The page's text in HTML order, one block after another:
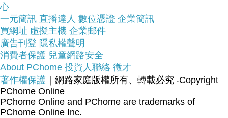
2430萬像素+3吋可翻轉式螢幕
35mm 全片幅 Exmor CMOS 感光元件
心
一元簡訊 直播達人 數位憑證 企業簡訊
買網址 虛擬主機 企業郵件
廣告刊登 隱私權聲明
消費者保護 兒童網路安全
About PChome 投資人聯絡 徵才
著作權保護 ｜網路家庭版權所有、轉載必究 ‧Copyright
PChome Online
PChome Online and PChome are trademarks of
PChome Online Inc.